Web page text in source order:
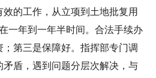
的工作，从立项到土地批复用
一年到一年半时间。合法手续办
第三是保障好。指挥部专门调
盾，遇到问题分层次解决，与